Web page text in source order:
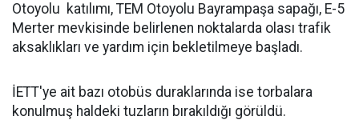
Otoyolu katılımı, TEM Otoyolu Bayrampaşa sapağı, E-5
Merter mevkisinde belirlenen noktalarda olası trafik
aksaklıkları ve yardım için bekletilmeye başladı.
İETT'ye ait bazı otobüs duraklarında ise torbalara
konulmuş haldeki tuzların bırakıldığı görüldü.